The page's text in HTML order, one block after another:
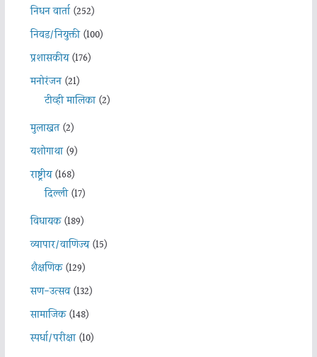
निधन वार्ता(252)
निवड/नियुक्ती(100)
प्रशासकीय(176)
मनोरंजन(21)
टीव्ही मालिका(2)
मुलाखत(2)
यशोगाथा(9)
राष्ट्रीय(168)
दिल्ली(17)
विधायक(189)
व्यापार/वाणिज्य(15)
शैक्षणिक(129)
सण-उत्सव(132)
सामाजिक(148)
स्पर्धा/परीक्षा(10)